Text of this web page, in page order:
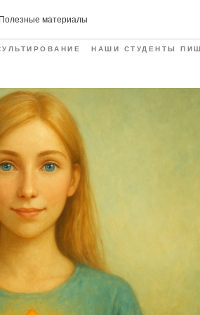
Полезные материалы нас
НАШИ СТУДЕНТЫ